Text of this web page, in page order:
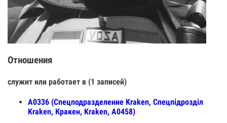
Отношения
служит или работает в (1 записей)
А0336 (Спецподразделение Kraken, Спецпiдроздiл
Kraken, Кракен, Kraken, А0458)